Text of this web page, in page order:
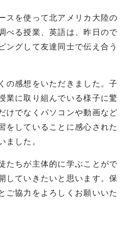
スを使って北アメリカ大陸の
べる授業、英語は、昨日ので
ングして友達同士で伝え合う
の感想をいただきました。子
業に取り組んでいる様子に驚
けでなくパソコンや動画など
をしていることに感心された
ました。
たちが主体的に学ぶことがで
していきたいと思います。保
ご協力をよろしくお願いいた